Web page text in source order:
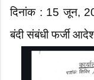
दिनांक : 15 जून,
बंदी संबंधी फर्जी